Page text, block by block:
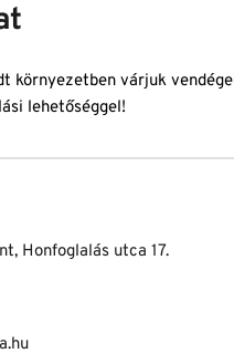
környezetben várjuk
lehetőséggel!
Honfoglalás utca 17.